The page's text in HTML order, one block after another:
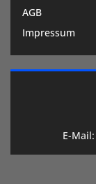
AGB
Impressum
E-Mail: